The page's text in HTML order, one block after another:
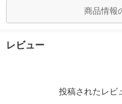
商品情報
レビュー
投稿されたレビ